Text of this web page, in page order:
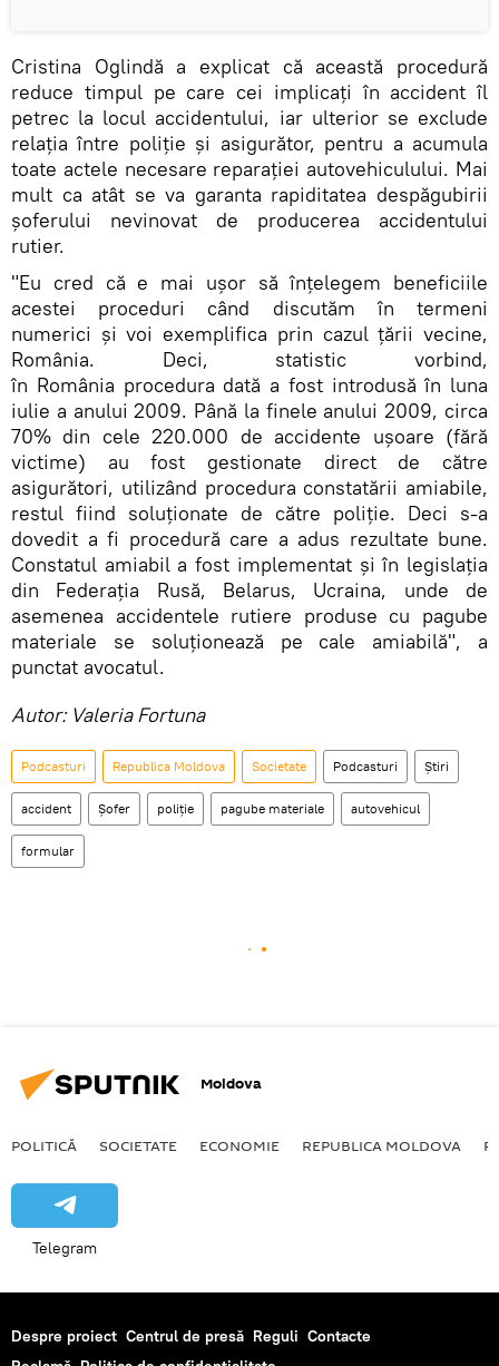
Cristina Oglindă a explicat că această procedură
reduce timpul pe care cei implicați în accident îl
petrec la locul accidentului, iar ulterior se exclude
relația între poliție și asigurător, pentru a acumula
toate actele necesare reparației autovehiculului. Mai
mult ca atât se va garanta rapiditatea despăgubirii
șoferului nevinovat de producerea accidentului
rutier.
"Eu cred că e mai ușor să înțelegem beneficiile
acestei proceduri când discutăm în termeni
numerici și voi exemplifica prin cazul țării vecine,
România. Deci, statistic vorbind,
în România procedura dată a fost introdusă în luna
iulie a anului 2009. Până la finele anului 2009, circa
70% din cele 220.000 de accidente ușoare (fără
victime) au fost gestionate direct de către
asigurători, utilizând procedura constatării amiabile,
restul fiind soluționate de către poliție. Deci s-a
dovedit a fi procedură care a adus rezultate bune.
Constatul amiabil a fost implementat și în legislația
din Federația Rusă, Belarus, Ucraina, unde de
asemenea accidentele rutiere produse cu pagube
materiale se soluționează pe cale amiabilă", a
punctat avocatul.
Autor: Valeria Fortuna
Podcasturi Republica Moldova Societate Podcasturi Știri
accident Șofer poliție pagube materiale autovehicul
formular
Moldova
POLITICĂ SOCIETATE ECONOMIE REPUBLICA MOLDOVA
Telegram
Despre proiect Centrul de presă Reguli Contacte